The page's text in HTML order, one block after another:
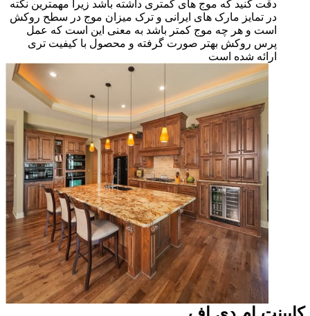
دقت کنید که موج های کمتری داشته باشد زیرا مهمترین نکته
در تمایز مارک های ایرانی و ترک میزان موج در سطح روکش
است و هر چه موج کمتر باشد به معنی این است که عمل
پرس روکش بهتر صورت گرفته و محصول با کیفیت تری
ارائه شده است